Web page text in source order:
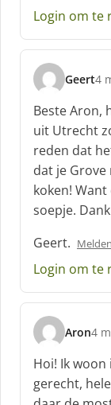
:Login om te
Geert
s
c
h
r
e
e
f
4
Beste Aron,
uit Utrecht
reden dat
dat je
koken!
soepje.
Geert. Melden
Login om te
Aron
s
c
h
r
4
Hoi! Ik
gerecht,